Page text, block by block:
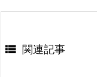
 関連記事